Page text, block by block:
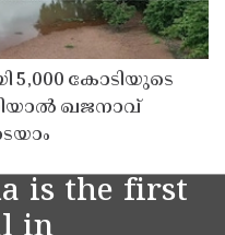
5,000 കോടിയുടെ
ഖജനാവ്
is the first